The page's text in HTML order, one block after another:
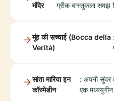
मंदिर
ग्रीक वास्तुकला समझ
मूंह की सच्चाई (Bocca della
Verità)
सांता मारिया इन
कॉस्मेडीन
: अपनी सुंदर
एक मध्ययुगीन